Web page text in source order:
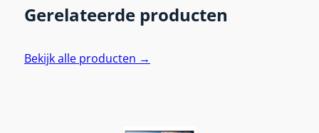
Gerelateerde producten
Bekijk alle producten →